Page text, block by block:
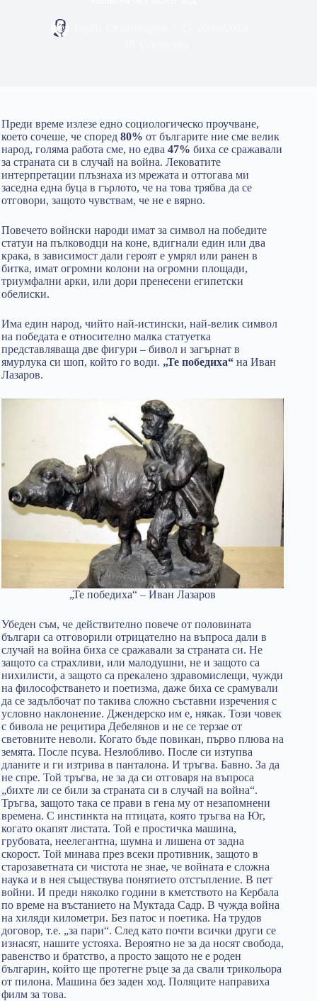
Преди време излезе едно социологическо проучване,
което сочеше, че според 80% от българите ние сме велик
народ, голяма работа сме, но едва 47% биха се сражавали
за страната си в случай на война. Лековатите
интерпретации плъзнаха из мрежата и оттогава ми
заседна една буца в гърлото, че на това трябва да се
отговори, защото чувствам, че не е вярно.
Повечето войнски народи имат за символ на победите
статуи на пълководци на коне, вдигнали един или два
крака, в зависимост дали героят е умрял или ранен в
битка, имат огромни колони на огромни площади,
триумфални арки, или дори пренесени египетски
обелиски.
Има един народ, чийто най-истински, най-велик символ
на победата е относително малка статуетка
представляваща две фигури – бивол и загърнат в
ямурлука си шоп, който го води. „Те победиха“ на Иван
Лазаров.
„Те победиха“ – Иван Лазаров
Убеден съм, че действително повече от половината
българи са отговорили отрицателно на въпроса дали в
случай на война биха се сражавали за страната си. Не
защото са страхливи, или малодушни, не и защото са
нихилисти, а защото са прекалено здравомислещи, чужди
на философстването и поетизма, даже биха се срамували
да се задълбочат по такива сложно съставни изречения с
условно наклонение. Джендерско им е, някак. Този човек
с бивола не рецитира Дебелянов и не се терзае от
световните неволи. Когато бъде повикан, първо плюва на
земята. После псува. Незлобливо. После си изтупва
дланите и ги изтрива в панталона. И тръгва. Бавно. За да
не спре. Той тръгва, не за да си отговаря на въпроса
„бихте ли се били за страната си в случай на война“.
Тръгва, защото така се прави в гена му от незапомнени
времена. С инстинкта на птицата, която тръгва на Юг,
когато окапят листата. Той е простичка машина,
грубовата, неелегантна, шумна и лишена от задна
скорост. Той минава през всеки противник, защото в
старозаветната си чистота не знае, че войната е сложна
наука и в нея съществува понятието отстъпление. В пет
войни. И преди няколко години в кметството на Кербала
по време на въстанието на Муктада Садр. В чужда война
на хиляди километри. Без патос и поетика. На трудов
договор, т.е. „за пари“. След като почти всички други се
изнасят, нашите устояха. Вероятно не за да носят свобода,
равенство и братство, а просто защото не е роден
българин, който ще протегне ръце за да свали трикольора
от пилона. Машина без заден ход. Поляците направиха
филм за това.